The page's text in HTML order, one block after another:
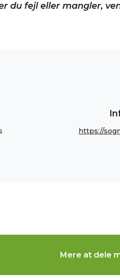
du fejl eller mangler,
https://
Mere at dele